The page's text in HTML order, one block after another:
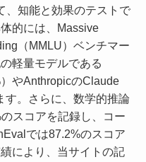
、知能と効果のテストで
的には、Massive
（MMLU）ベンチマー
軽量モデルである
やAnthropicのClaude
す。さらに、数学的推論
スコアを記録し、コー
では87.2%のスコア
により、当サイトの記